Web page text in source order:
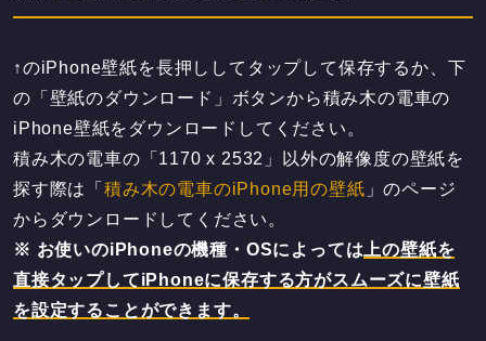
↑のiPhone壁紙を長押ししてタップして保存するか、下
の「壁紙のダウンロード」ボタンから積み木の電車の
iPhone壁紙をダウンロードしてください。
積み木の電車の「1170 x 2532」以外の解像度の壁紙を
探す際は「 積み木の電車のiPhone用の壁紙 」のページ
からダウンロードしてください。
※ お使いのiPhoneの機種・OSによっては 上の壁紙を
直接タップしてiPhoneに保存する方がスムーズに壁紙
を設定することができます。